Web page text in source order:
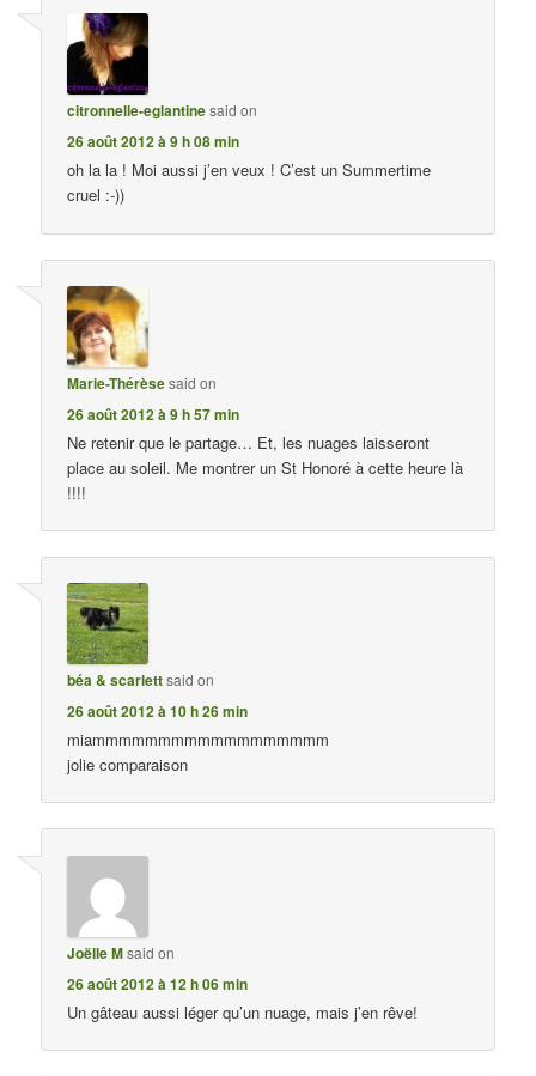
citronnelle-eglantinesaid on
26 août 2012 à 9 h 08 min
oh la la ! Moi aussi j’en veux ! C’est un Summertime
cruel :-))
Marie-Thérèsesaid on
26 août 2012 à 9 h 57 min
Ne retenir que le partage… Et, les nuages laisseront
place au soleil. Me montrer un St Honoré à cette heure là
!!!!
béa & scarlettsaid on
26 août 2012 à 10 h 26 min
miammmmmmmmmmmmmmmmmm
jolie comparaison
Joëlle Msaid on
26 août 2012 à 12 h 06 min
Un gâteau aussi léger qu’un nuage, mais j’en rêve!